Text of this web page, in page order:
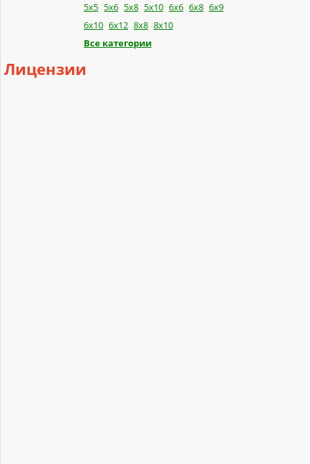
5x5 5x6 5x8 5x10 6x6 6x8 6x9
6x10 6x12 8x8 8x10
Все категории
Лицензии